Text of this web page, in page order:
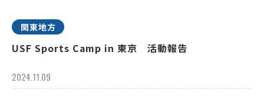
関東地方
USF Sports Camp in 東京 活動報告
2024.11.09